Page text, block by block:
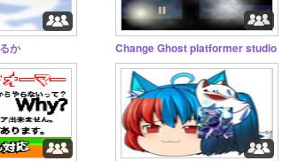
か Change Ghost platformer studio